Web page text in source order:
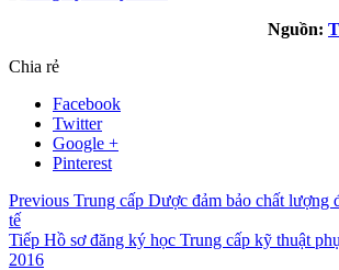
Nguồn:
Chia rẻ
Facebook
Twitter
Google +
Pinterest
Previous Trung cấp Dược đảm bảo chất lượng
tế
Tiếp Hồ sơ đăng ký học Trung cấp kỹ thuật
2016